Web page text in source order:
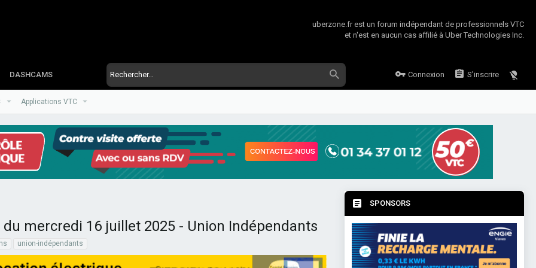
uberzone.fr est un forum indépendant de professionnels VTC
et n'est en aucun cas affilié à Uber Technologies Inc.
DASHCAMS Connexion S'inscrire
Applications VTC
mercredi 16 juillet 2025 - Union Indépendants
union-indépendants
SPONSORS